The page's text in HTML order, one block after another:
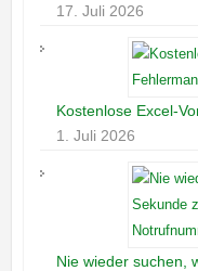
17. Juli 2026
Kostenlose Excel-
1. Juli 2026
Nie wieder suchen,